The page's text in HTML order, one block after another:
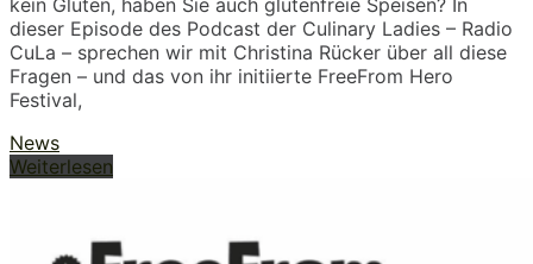
kein Gluten, haben Sie auch glutenfreie Speisen? In
dieser Episode des Podcast der Culinary Ladies – Radio
CuLa – sprechen wir mit Christina Rücker über all diese
Fragen – und das von ihr initiierte FreeFrom Hero
Festival,
News
Weiterlesen